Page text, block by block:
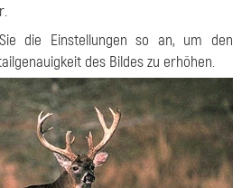
die Einstellungen so an, um den
des Bildes zu erhöhen.